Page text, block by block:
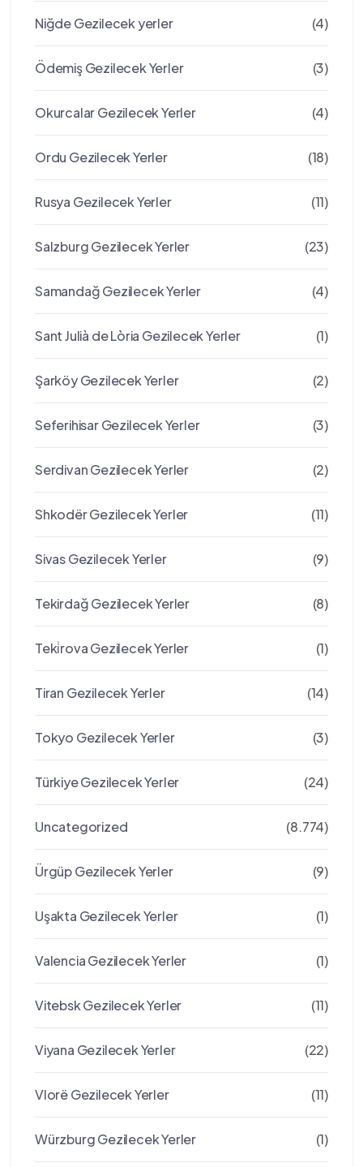
Niğde Gezilecek yerler (4)
Ödemiş Gezilecek Yerler (3)
Okurcalar Gezilecek Yerler (4)
Ordu Gezilecek Yerler (18)
Rusya Gezilecek Yerler (11)
Salzburg Gezilecek Yerler (23)
Samandağ Gezilecek Yerler (4)
Sant Julià de Lòria Gezilecek Yerler (1)
Şarköy Gezilecek Yerler (2)
Seferihisar Gezilecek Yerler (3)
Serdivan Gezilecek Yerler (2)
Shkodër Gezilecek Yerler (11)
Sivas Gezilecek Yerler (9)
Tekirdağ Gezilecek Yerler (8)
Teki̇rova Gezilecek Yerler (1)
Tiran Gezilecek Yerler (14)
Tokyo Gezilecek Yerler (3)
Türkiye Gezilecek Yerler (24)
Uncategorized (8.774)
Ürgüp Gezilecek Yerler (9)
Uşakta Gezilecek Yerler (1)
Valencia Gezilecek Yerler (1)
Vitebsk Gezilecek Yerler (11)
Viyana Gezilecek Yerler (22)
Vlorë Gezilecek Yerler (11)
Würzburg Gezilecek Yerler (1)